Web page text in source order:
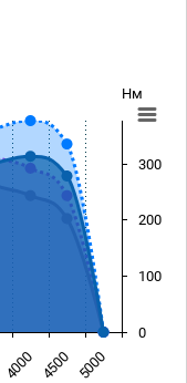
Нм
4000 4500 5000
0
100
200
300